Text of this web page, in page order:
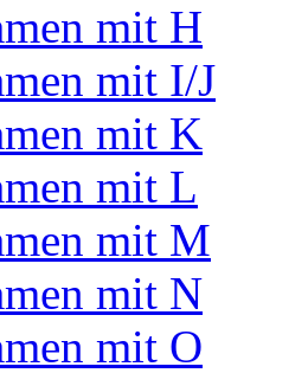
mit H
mit I/J
mit K
mit L
mit M
mit N
mit O